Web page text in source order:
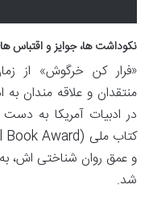
نکوداشت ها، جوایز و اقتباس
«فرار کن خرگوش» از
منتقدان و علاقه مندان به
در ادبیات آمریکا به
و عمق روان شناختی اش،
شد.